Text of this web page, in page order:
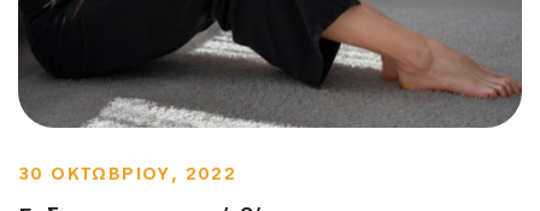
30 ΟΚΤΩΒΡΙΟΥ, 2022